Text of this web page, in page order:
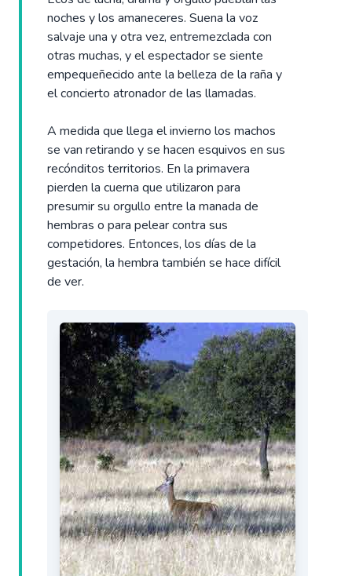
noches y los amaneceres. Suena la voz
salvaje una y otra vez, entremezclada con
otras muchas, y el espectador se siente
empequeñecido ante la belleza de la raña y
el concierto atronador de las llamadas.
A medida que llega el invierno los machos
se van retirando y se hacen esquivos en sus
recónditos territorios. En la primavera
pierden la cuerna que utilizaron para
presumir su orgullo entre la manada de
hembras o para pelear contra sus
competidores. Entonces, los días de la
gestación, la hembra también se hace difícil
de ver.